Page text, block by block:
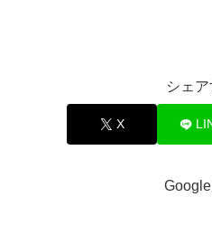
シェア
X